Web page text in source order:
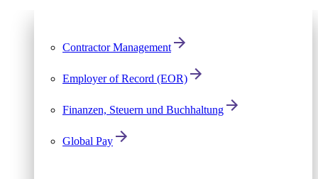
Contractor Management
Employer of Record (EOR)
Finanzen, Steuern und Buchhaltung
Global Pay